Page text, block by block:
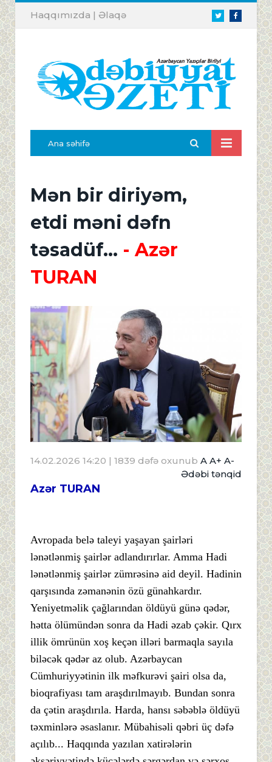
TwitterFacebook
Haqqımızda | Əlaqə
Ana səhifə
Mən bir diriyəm,
etdi məni dəfn
təsadüf... - Azər
TURAN
14.02.2026 14:20 | 1839 dəfə oxunub A A+ A-
Ədəbi tənqid
Azər TURAN
Avropada belə taleyi yaşayan şairləri
lənətlənmiş şairlər adlandırırlar. Amma Hadi
lənətlənmiş şairlər zümrəsinə aid deyil. Hadinin
qarşısında zəmanənin özü günahkardır.
Yeniyetməlik çağlarından öldüyü günə qədər,
hətta ölümündən sonra da Hadi əzab çəkir. Qırx
illik ömrünün xoş keçən illəri barmaqla sayıla
biləcək qədər az olub. Azərbaycan
Cümhuriyyətinin ilk məfkurəvi şairi olsa da,
bioqrafiyası tam araşdırılmayıb. Bundan sonra
da çətin araşdırıla. Harda, hansı səbəblə öldüyü
təxminlərə əsaslanır. Mübahisəli qəbri üç dəfə
açılıb... Haqqında yazılan xatirələrin